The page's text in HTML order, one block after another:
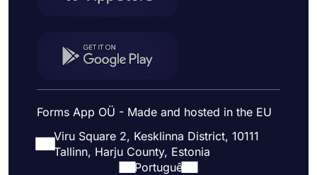
Forms App OÜ - Made and hosted in the EU
Viru Square 2, Kesklinna District, 10111
Tallinn, Harju County, Estonia
Portuguê